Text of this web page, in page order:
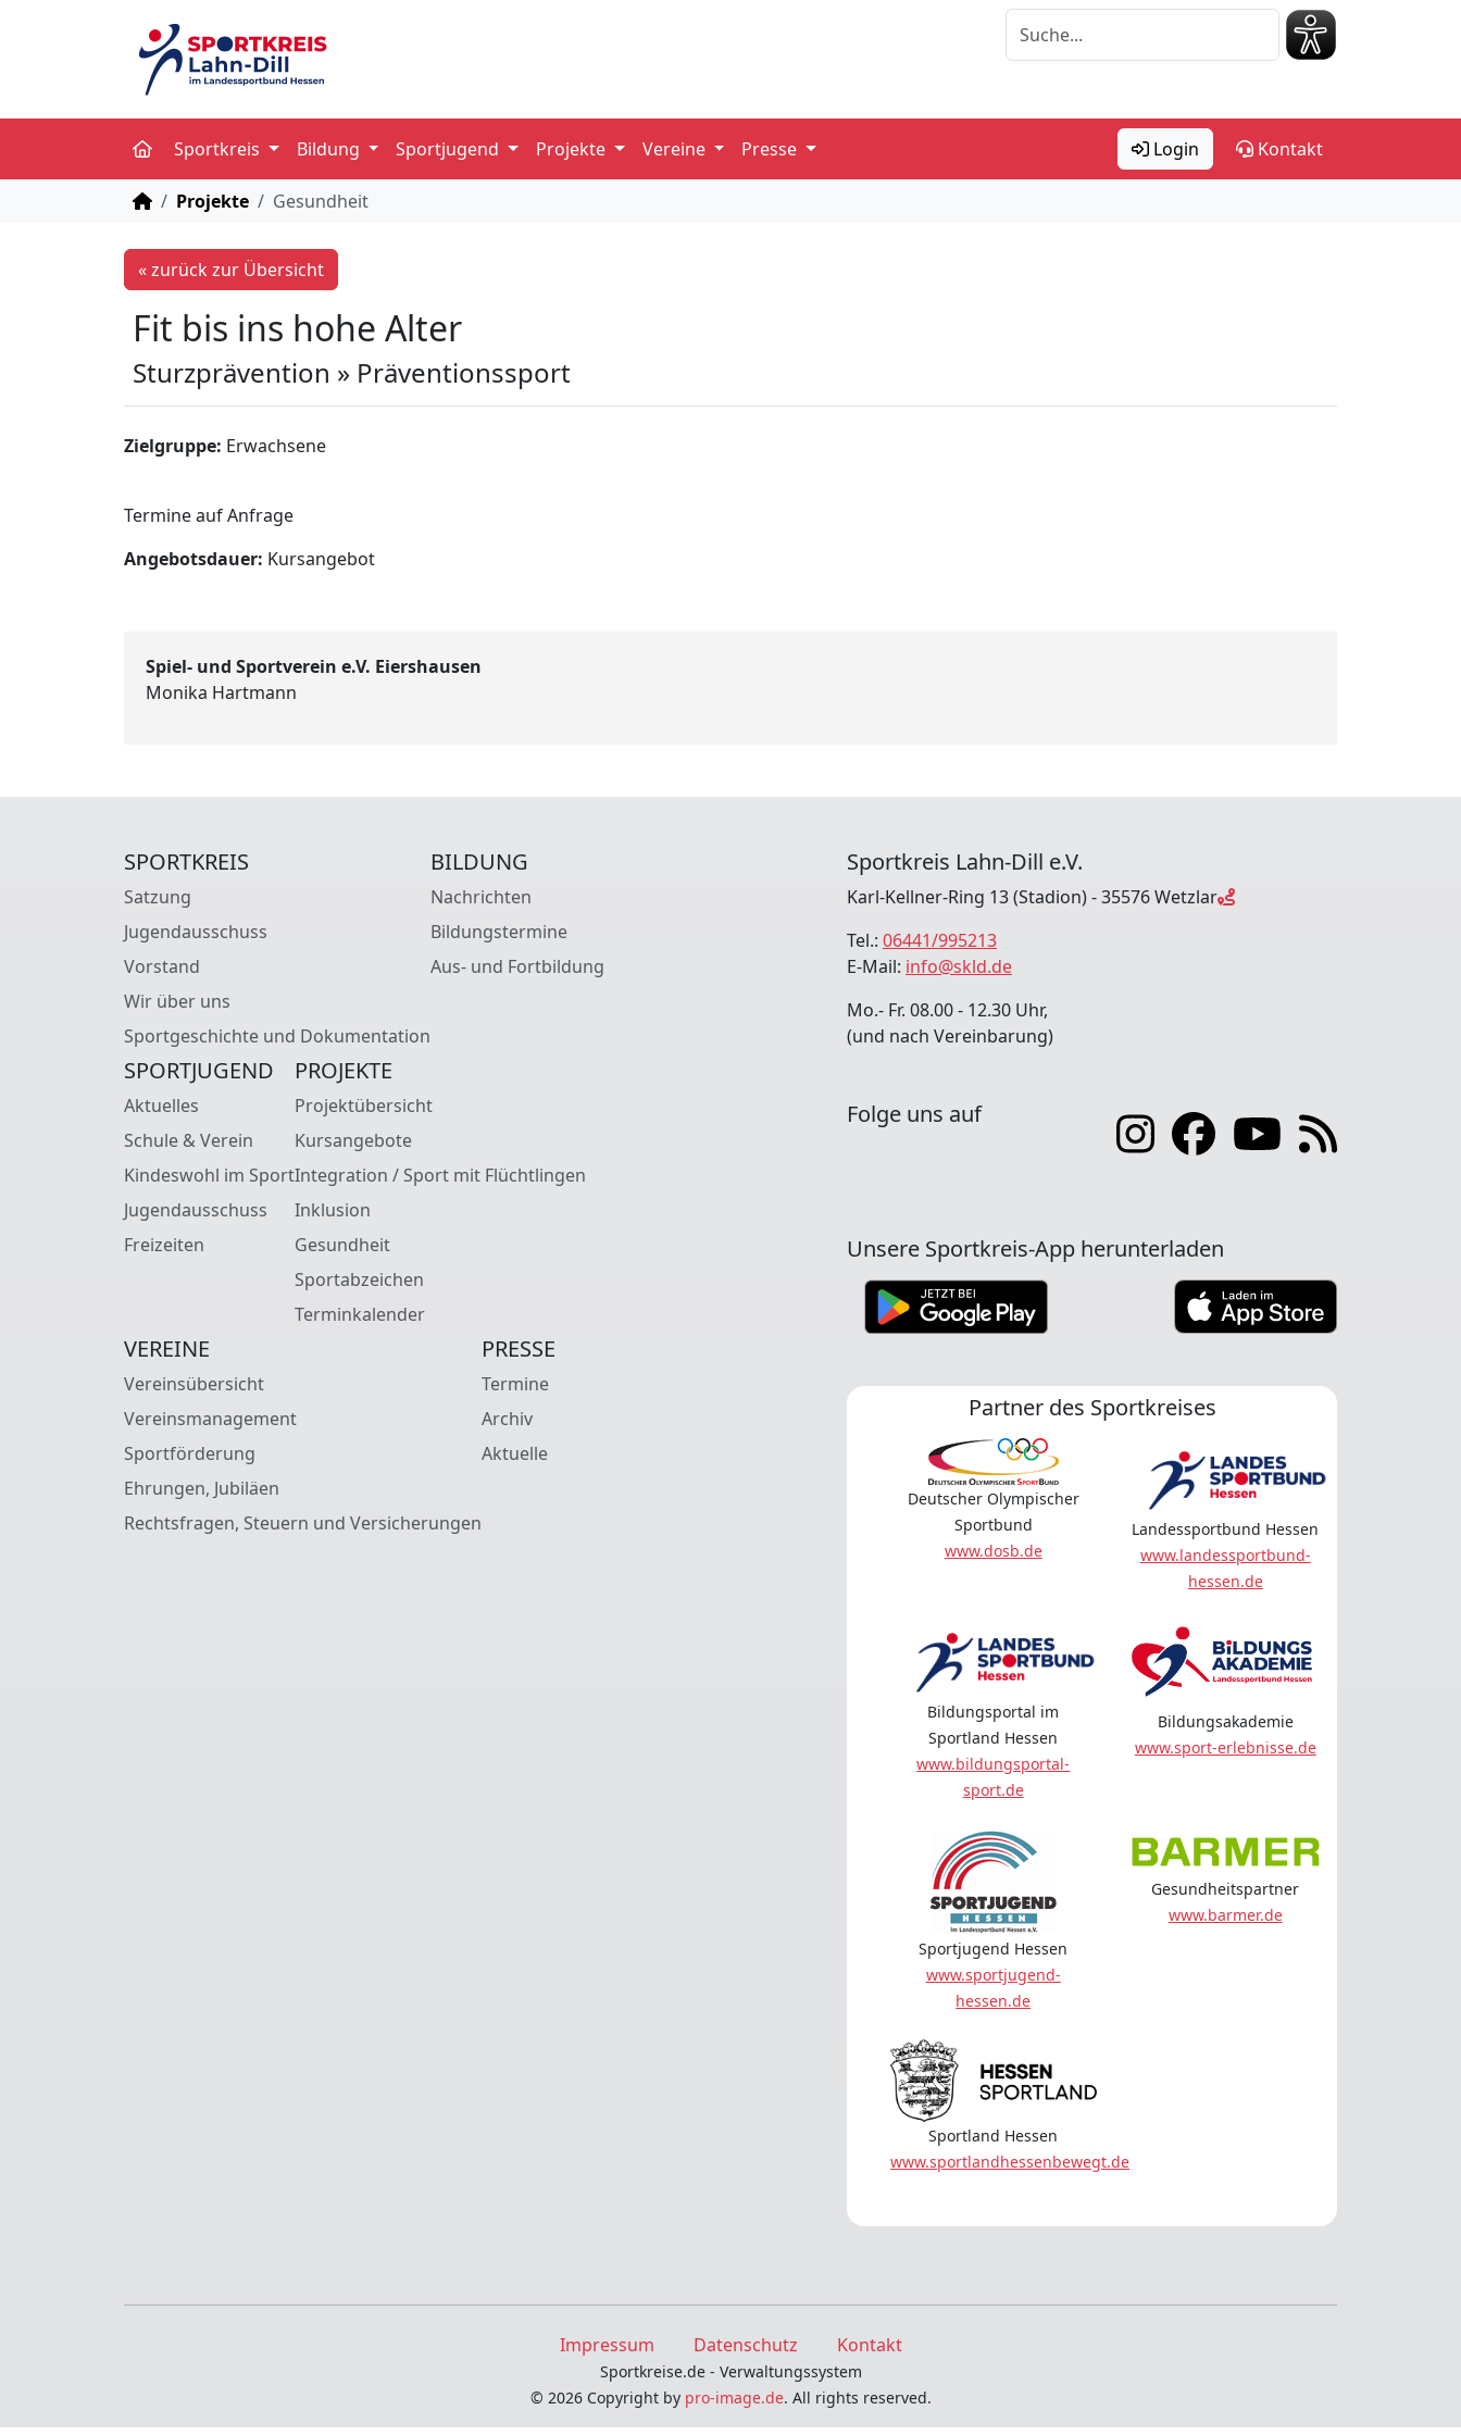
Sportkreis Bildung Sportjugend Projekte Vereine Presse Login Kontakt
STARTSEITE
Projekte Gesundheit
« zurück zur Übersicht
Fit bis ins hohe Alter
Sturzprävention » Präventionssport
Zielgruppe: Erwachsene
Termine auf Anfrage
Angebotsdauer: Kursangebot
Spiel- und Sportverein e.V. Eiershausen
Monika Hartmann
SPORTKREIS
Satzung
Jugendausschuss
Vorstand
Wir über uns
Sportgeschichte und Dokumentation
BILDUNG
Nachrichten
Bildungstermine
Aus- und Fortbildung
SPORTJUGEND
Aktuelles
Schule & Verein
Kindeswohl im Sport
Jugendausschuss
Freizeiten
PROJEKTE
Projektübersicht
Kursangebote
Integration / Sport mit Flüchtlingen
Inklusion
Gesundheit
Sportabzeichen
Terminkalender
VEREINE
Vereinsübersicht
Vereinsmanagement
Sportförderung
Ehrungen, Jubiläen
Rechtsfragen, Steuern und Versicherungen
PRESSE
Termine
Archiv
Aktuelle
Sportkreis Lahn-Dill e.V.
Karl-Kellner-Ring 13 (Stadion) - 35576 Wetzlar
Tel.: 06441/995213
E-Mail: info@skld.de
Mo.- Fr. 08.00 - 12.30 Uhr,
(und nach Vereinbarung)
Folge uns auf
Unsere Sportkreis-App herunterladen
Partner des Sportkreises
Deutscher Olympischer
Sportbund
www.dosb.de
Landessportbund Hessen
www.landessportbund-
hessen.de
Bildungsportal im
Sportland Hessen
www.bildungsportal-
sport.de
Bildungsakademie
www.sport-erlebnisse.de
Sportjugend Hessen
www.sportjugend-
hessen.de
Gesundheitspartner
www.barmer.de
Sportland Hessen
www.sportlandhessenbewegt.de
Impressum Datenschutz Kontakt
Sportkreise.de - Verwaltungssystem
© 2026 Copyright by pro-image.de. All rights reserved.